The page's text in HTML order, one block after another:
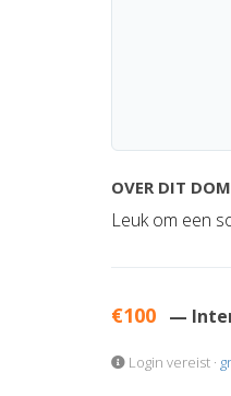
OVER DIT
Leuk om een
€100 —
Login vereist ·